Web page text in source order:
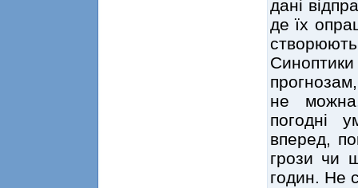
дані
де їх
не
погодні
вперед,
грози чи
годин. Не